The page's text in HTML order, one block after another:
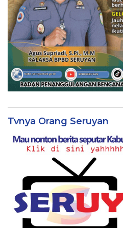
Tvnya Orang Seruyan